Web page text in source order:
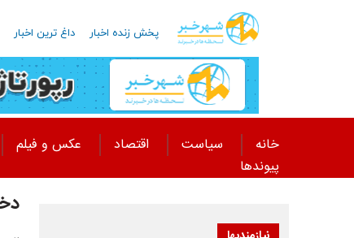
پخش زنده اخبار داغ ترین اخبار